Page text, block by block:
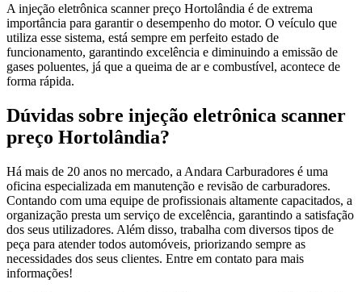
A injeção eletrônica scanner preço Hortolândia é de extrema
importância para garantir o desempenho do motor. O veículo que
utiliza esse sistema, está sempre em perfeito estado de
funcionamento, garantindo excelência e diminuindo a emissão de
gases poluentes, já que a queima de ar e combustível, acontece de
forma rápida.
Dúvidas sobre injeção eletrônica scanner
preço Hortolândia?
Há mais de 20 anos no mercado, a Andara Carburadores é uma
oficina especializada em manutenção e revisão de carburadores.
Contando com uma equipe de profissionais altamente capacitados, a
organização presta um serviço de excelência, garantindo a satisfação
dos seus utilizadores. Além disso, trabalha com diversos tipos de
peça para atender todos automóveis, priorizando sempre as
necessidades dos seus clientes. Entre em contato para mais
informações!